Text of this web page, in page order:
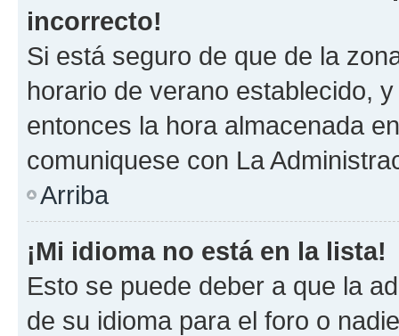
incorrecto!
Si está seguro de que de la
horario de verano establecido,
entonces la hora almacenada
comuniquese con La
Arriba
¡Mi idioma no está en la lista!
Esto se puede deber a que la
de su idioma para el foro o